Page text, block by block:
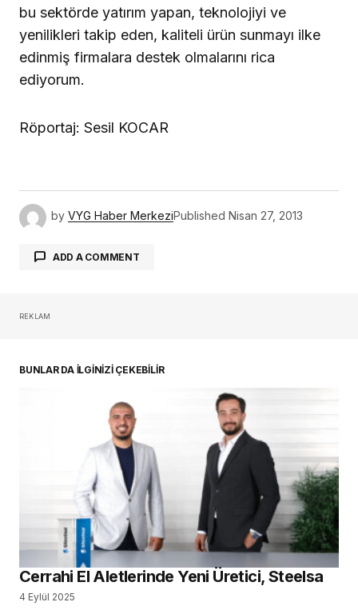
bu sektörde yatırım yapan, teknolojiyi ve
yenilikleri takip eden, kaliteli ürün sunmayı ilke
edinmiş firmalara destek olmalarını rica
ediyorum.
Röportaj: Sesil KOCAR
by VYG Haber MerkeziPublished Nisan 27, 2013
ADD A COMMENT
REKLAM
BUNLAR DA İLGİNİZİ ÇEKEBİLİR
Cerrahi El Aletlerinde Yeni Üretici, Steelsa
4 Eylül 2025